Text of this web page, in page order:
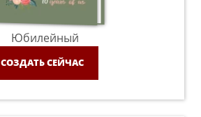
Юбилейный
СОЗДАТЬ СЕЙЧАС